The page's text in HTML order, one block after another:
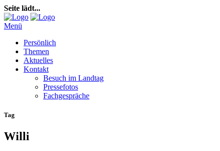
Seite lädt...
Menü
Persönlich
Themen
Aktuelles
Kontakt
Besuch im Landtag
Pressefotos
Fachgespräche
Tag
Willi